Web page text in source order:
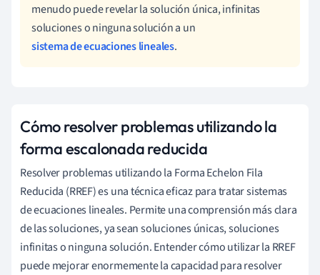
menudo puede revelar la solución única, infinitas
soluciones o ninguna solución a un
sistema de ecuaciones lineales.
Cómo resolver problemas utilizando la
forma escalonada reducida
Resolver problemas utilizando la Forma Echelon Fila
Reducida (RREF) es una técnica eficaz para tratar sistemas
de ecuaciones lineales. Permite una comprensión más clara
de las soluciones, ya sean soluciones únicas, soluciones
infinitas o ninguna solución. Entender cómo utilizar la RREF
puede mejorar enormemente la capacidad para resolver